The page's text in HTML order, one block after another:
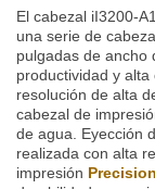
El cabezal iI3200-
una serie de
pulgadas de ancho
productividad y
resolución de alta
cabezal de
de agua. Eyección
realizada con alta
impresión